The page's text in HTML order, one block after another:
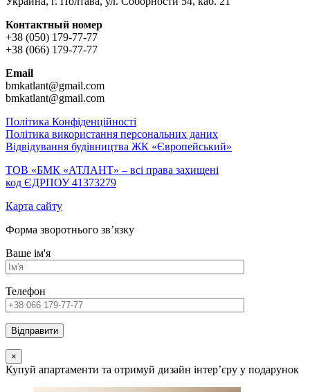
Контактный номер
+38 (050) 179-77-77
+38 (066) 179-77-77
Email
bmkatlant@gmail.com
bmkatlant@gmail.com
Політика Конфіденційності
Політика використання персональних даних
Відвідування будівництва ЖК «Європейський»
ТОВ «БМК «АТЛАНТ» – всі права захищені
код ЄДРПОУ 41373279
Карта сайту
Форма зворотнього зв’язку
Ваше ім'я
Телефон
×
Купуй апартаменти та отримуй дизайн інтер’єру у подарунок